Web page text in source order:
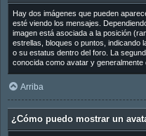
Hay dos imágenes que pueden
esté viendo los mensajes.
imagen está asociada a la posición
estrellas, bloques o puntos, indicando
o su estatus dentro del foro. La
conocida como avatar y
Arriba
¿Cómo puedo mostrar un